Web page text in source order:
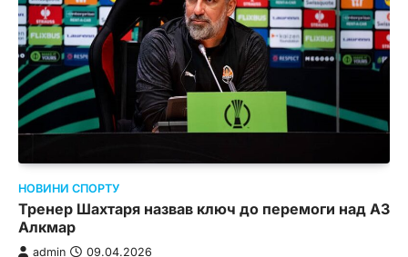
НОВИНИ СПОРТУ
Тренер Шахтаря назвав ключ до перемоги над АЗ
Алкмар
admin 09.04.2026